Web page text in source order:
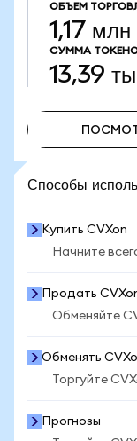
ОБЪЕМ
1,17
СУММА
13,39
Способы
Купить CVXon
Начните
Продать
Обменяйте
Обменять
Торгуйте
Прогнозы